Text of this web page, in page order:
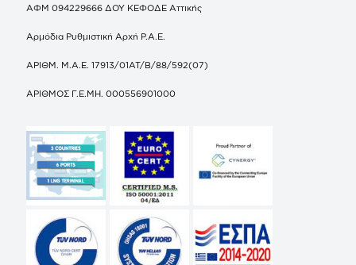
ΑΦΜ 094229666 ΔΟΥ ΚΕΦΟΔΕ Αττικής
Αρμόδια Ρυθμιστική Αρχή Ρ.Α.Ε.
ΑΡΙΘΜ. Μ.Α.Ε. 17913/01ΑΤ/Β/88/592(07)
ΑΡΙΘΜΟΣ Γ.Ε.ΜΗ. 000556901000